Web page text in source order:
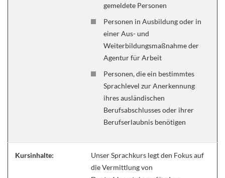
gemeldete Personen
Personen in Ausbildung oder in
einer Aus- und
Weiterbildungsmaßnahme der
Agentur für Arbeit
Personen, die ein bestimmtes
Sprachlevel zur Anerkennung
ihres ausländischen
Berufsabschlusses oder ihrer
Berufserlaubnis benötigen
Kursinhalte:
Unser Sprachkurs legt den Fokus auf
die Vermittlung von